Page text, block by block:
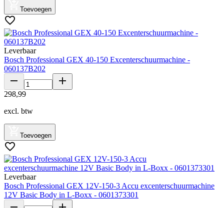
Toevoegen
Leverbaar
Bosch Professional GEX 40-150 Excenterschuurmachine -
060137B202
298,99
excl. btw
Toevoegen
Leverbaar
Bosch Professional GEX 12V-150-3 Accu excenterschuurmachine
12V Basic Body in L-Boxx - 0601373301